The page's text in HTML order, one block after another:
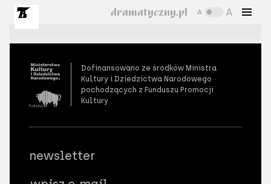
dramatyczny.pl
Dofinansowano ze środków Ministra
Kultury i Dziedzictwa Narodowego
pochodzących z Funduszu Promocji
Kultury
newsletter